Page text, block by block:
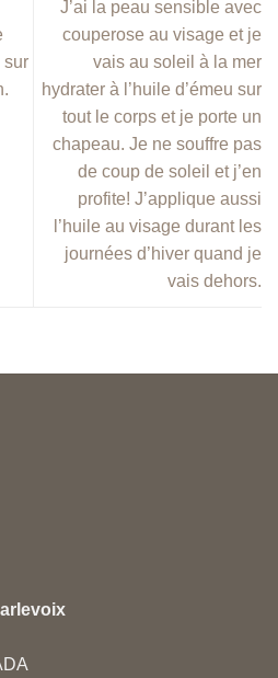
sur
J’ai la peau sensible avec
couperose au visage et je
vais au soleil à la mer
hydrater à l’huile d’émeu sur
tout le corps et je porte un
chapeau. Je ne souffre pas
de coup de soleil et j’en
profite! J’applique aussi
l’huile au visage durant les
journées d’hiver quand je
vais dehors.